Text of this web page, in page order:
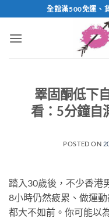
to
content
全館滿500免運、
睪固酮低下
看：5分鐘自
POSTED ON
踏入30歲後，不少香港
8小時仍然疲累、做運
都大不如前。你可能以